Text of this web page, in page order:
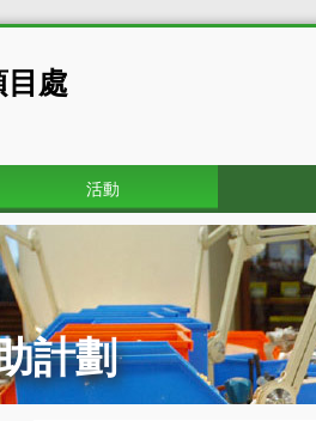
目處
活動
計劃